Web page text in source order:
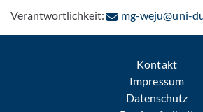
Verantwortlichkeit: mg-weju@uni-
Kontakt
Impressum
Datenschutz